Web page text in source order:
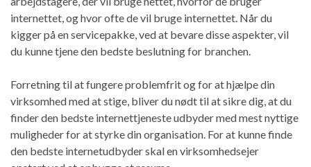
internettet, og hvor ofte de vil bruge internettet. Når du
kigger på en servicepakke, ved at bevare disse aspekter, vil
du kunne tjene den bedste beslutning for branchen.
Forretning til at fungere problemfrit og for at hjælpe din
virksomhed med at stige, bliver du nødt til at sikre dig, at du
finder den bedste internettjeneste udbyder med mest nyttige
muligheder for at styrke din organisation. For at kunne finde
den bedste internetudbyder skal en virksomhedsejer